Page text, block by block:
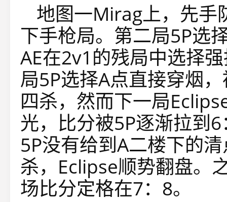
地图一Mirag上，先手
下手枪局。第二局5P选
AE在2v1的残局中选择
局5P选择A点直接穿烟
四杀，然而下一局
光，比分被5P逐渐拉到
5P没有给到A二楼下的
杀，Eclipse顺势翻盘。
场比分定格在7：8。